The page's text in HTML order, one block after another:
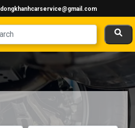
dongkhanhcarservice@gmail.com